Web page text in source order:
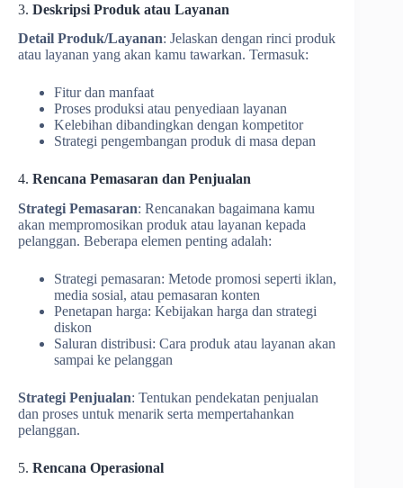
3. Deskripsi Produk atau Layanan
Detail Produk/Layanan: Jelaskan dengan rinci produk
atau layanan yang akan kamu tawarkan. Termasuk:
Fitur dan manfaat
Proses produksi atau penyediaan layanan
Kelebihan dibandingkan dengan kompetitor
Strategi pengembangan produk di masa depan
4. Rencana Pemasaran dan Penjualan
Strategi Pemasaran: Rencanakan bagaimana kamu
akan mempromosikan produk atau layanan kepada
pelanggan. Beberapa elemen penting adalah:
Strategi pemasaran: Metode promosi seperti iklan,
media sosial, atau pemasaran konten
Penetapan harga: Kebijakan harga dan strategi
diskon
Saluran distribusi: Cara produk atau layanan akan
sampai ke pelanggan
Strategi Penjualan: Tentukan pendekatan penjualan
dan proses untuk menarik serta mempertahankan
pelanggan.
5. Rencana Operasional